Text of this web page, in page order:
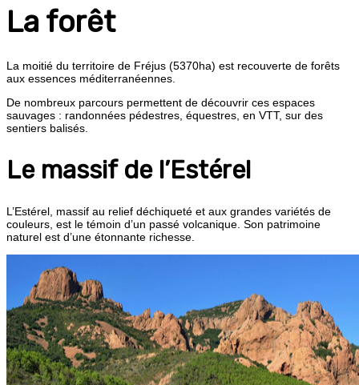
La forêt
La moitié du territoire de Fréjus (5370ha) est recouverte de forêts
aux essences méditerranéennes.
De nombreux parcours permettent de découvrir ces espaces
sauvages : randonnées pédestres, équestres, en VTT, sur des
sentiers balisés.
Le massif de l’Estérel
L’Estérel, massif au relief déchiqueté et aux grandes variétés de
couleurs, est le témoin d’un passé volcanique. Son patrimoine
naturel est d’une étonnante richesse.